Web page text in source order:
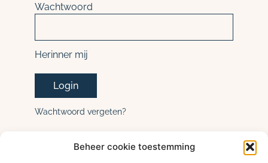
Beheer cookie toestemming
Wachtwoord
Herinner mij
Wachtwoord vergeten?